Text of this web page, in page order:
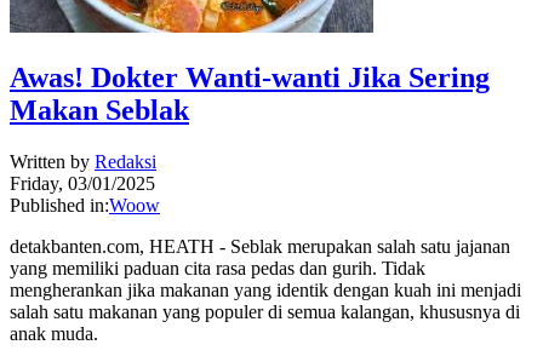
Awas! Dokter Wanti-wanti Jika Sering
Makan Seblak
Written by Redaksi
Friday, 03/01/2025
Published in:Woow
detakbanten.com, HEATH - Seblak merupakan salah satu jajanan
yang memiliki paduan cita rasa pedas dan gurih. Tidak
mengherankan jika makanan yang identik dengan kuah ini menjadi
salah satu makanan yang populer di semua kalangan, khususnya di
anak muda.